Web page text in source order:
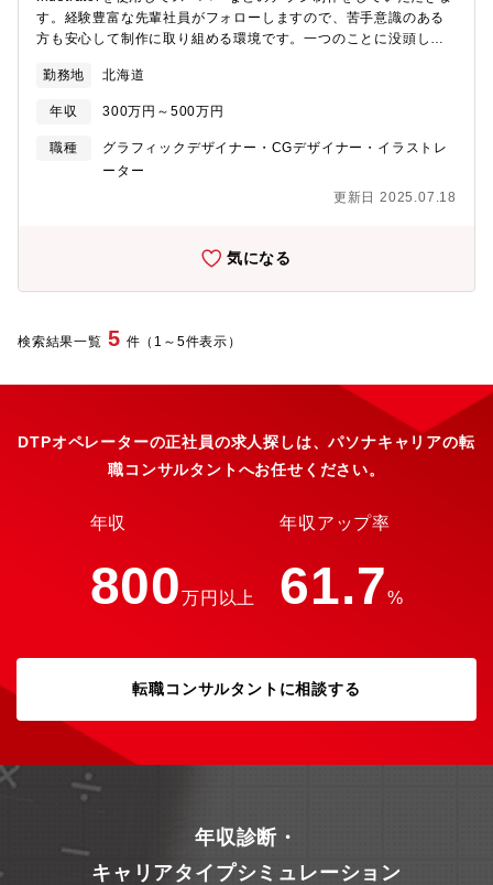
す。経験豊富な先輩社員がフォローしますので、苦手意識のある
方も安心して制作に取り組める環境です。一つのことに没頭して
す。
勤務地 北海道
年収 300万円～500万円
職種
グラフィックデザイナー・CGデザイナー・イラストレ
ーター
更新日 2025.07.18
気になる
検索結果一覧 5 件（1～5件表示）
DTPオペレーターの正社員の求人探しは、パソナキャリアの転
職コンサルタントへお任せください。
年収
800万円以上
年収アップ率
61.7%
転職コンサルタントに相談する
年収診断・
キャリアタイプシミュレーション